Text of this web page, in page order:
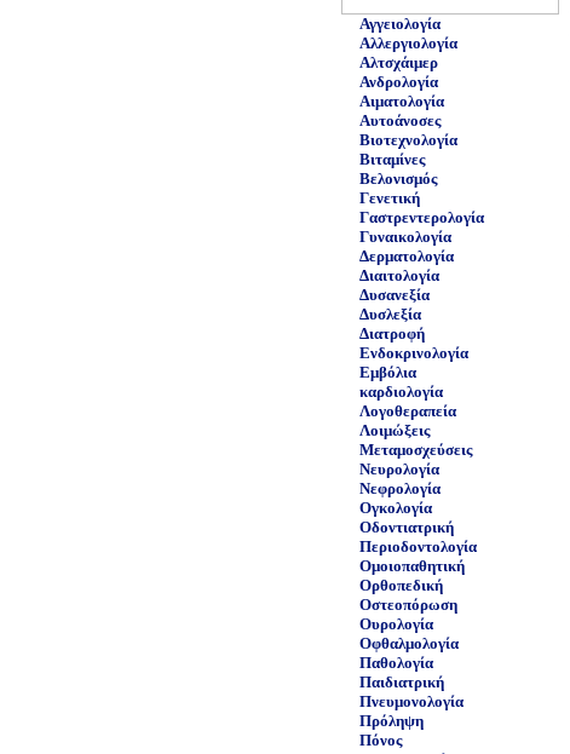
Αγγειολογία
Αλλεργιολογία
Αλτσχάιμερ
Ανδρολογία
Αιματολογία
Αυτοάνοσες
Βιοτεχνολογία
Βιταμίνες
Βελονισμός
Γενετική
Γαστρεντερολογία
Γυναικολογία
Δερματολογία
Διαιτολογία
Δυσανεξία
Δυσλεξία
Διατροφή
Ενδοκρινολογία
Εμβόλια
καρδιολογία
Λογοθεραπεία
Λοιμώξεις
Μεταμοσχεύσεις
Νευρολογία
Νεφρολογία
Ογκολογία
Οδοντιατρική
Περιοδοντολογία
Ομοιοπαθητική
Ορθοπεδική
Οστεοπόρωση
Ουρολογία
Οφθαλμολογία
Παθολογία
Παιδιατρική
Πνευμονολογία
Πρόληψη
Πόνος